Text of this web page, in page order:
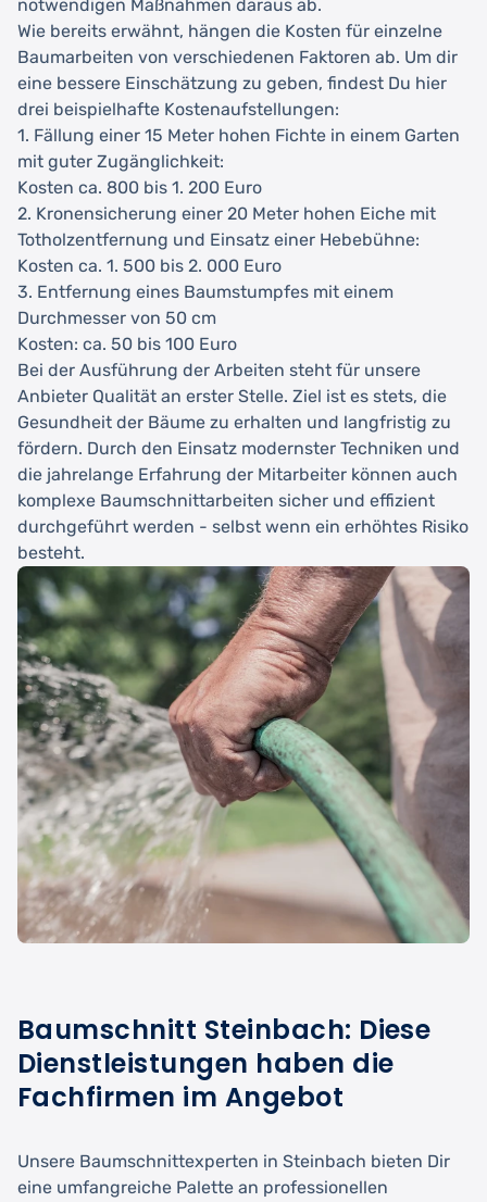
notwendigen Maßnahmen daraus ab.
Wie bereits erwähnt, hängen die Kosten für einzelne
Baumarbeiten von verschiedenen Faktoren ab. Um dir
eine bessere Einschätzung zu geben, findest Du hier
drei beispielhafte Kostenaufstellungen:
1. Fällung einer 15 Meter hohen Fichte in einem Garten
mit guter Zugänglichkeit:
Kosten ca. 800 bis 1. 200 Euro
2. Kronensicherung einer 20 Meter hohen Eiche mit
Totholzentfernung und Einsatz einer Hebebühne:
Kosten ca. 1. 500 bis 2. 000 Euro
3. Entfernung eines Baumstumpfes mit einem
Durchmesser von 50 cm
Kosten: ca. 50 bis 100 Euro
Bei der Ausführung der Arbeiten steht für unsere
Anbieter Qualität an erster Stelle. Ziel ist es stets, die
Gesundheit der Bäume zu erhalten und langfristig zu
fördern. Durch den Einsatz modernster Techniken und
die jahrelange Erfahrung der Mitarbeiter können auch
komplexe Baumschnittarbeiten sicher und effizient
durchgeführt werden - selbst wenn ein erhöhtes Risiko
besteht.
Baumschnitt Steinbach: Diese
Dienstleistungen haben die
Fachfirmen im Angebot
Unsere Baumschnittexperten in Steinbach bieten Dir
eine umfangreiche Palette an professionellen